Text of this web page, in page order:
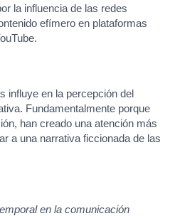
la influencia de las redes
efímero en plataformas
influye en la percepción del
Fundamentalmente porque
han creado una atención más
a una narrativa ficcionada de las
en la comunicación